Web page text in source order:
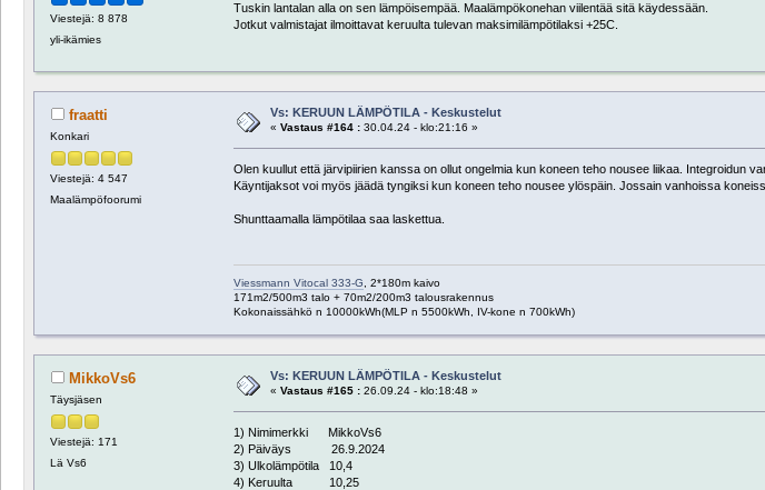
Viestejä: 8 878
yli-ikämies
Tuskin lantalan alla on sen lämpöisempää. Maalämpökonehan viilentää sitä käydessään.
Jotkut valmistajat ilmoittavat keruulta tulevan maksimilämpötilaksi +25C.
fraatti
Konkari
Viestejä: 4 547
Maalämpöfoorumi
Vs: KERUUN LÄMPÖTILA - Keskustelut
« Vastaus #164 :30.04.24 - klo:21:16 »
Olen kuullut että järvipiirien kanssa on ollut ongelmia kun koneen teho nousee liikaa. Integroidun
Käyntijaksot voi myös jäädä tyngiksi kun koneen teho nousee ylöspäin. Jossain vanhoissa
Shunttaamalla lämpötilaa saa laskettua.
Viessmann Vitocal 333-G
, 2*180m kaivo
171m2/500m3 talo + 70m2/200m3 talousrakennus
Kokonaissähkö n 10000kWh(MLP n 5500kWh, IV-kone n 700kWh)
MikkoVs6
Täysjäsen
Viestejä: 171
Lä Vs6
Vs: KERUUN LÄMPÖTILA - Keskustelut
« Vastaus #165 :26.09.24 - klo:18:48 »
1) Nimimerkki MikkoVs6
2) Päiväys 26.9.2024
3) Ulkolämpötila 10,4
4) Keruulta 10,25